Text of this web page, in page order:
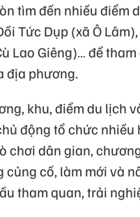
tìm đến nhiều điểm
Tức Dụp (xã Ô
Lao Giêng)… để
địa phương.
khu, điểm du lịch
động tổ chức
chơi dân gian,
cố, làm mới và
tham quan, trải